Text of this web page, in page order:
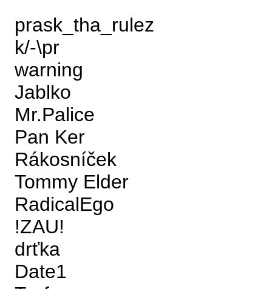
prask_tha_rulez
k/-\pr
warning
Jablko
Mr.Palice
Pan Ker
Rákosníček
Tommy Elder
RadicalEgo
!ZAU!
drťka
Date1